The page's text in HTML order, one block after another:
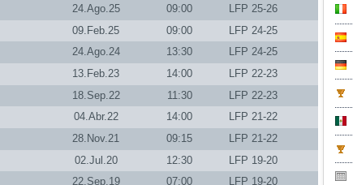
24.Ago.25 09:00
LFP 25-26
09.Feb.25 09:00
LFP 24-25
24.Ago.24 13:30
LFP 24-25
13.Feb.23 14:00
LFP 22-23
18.Sep.22 11:30
LFP 22-23
04.Abr.22 14:00
LFP 21-22
28.Nov.21 09:15
LFP 21-22
02.Jul.20 12:30
LFP 19-20
22.Sep.19 07:00
LFP 19-20